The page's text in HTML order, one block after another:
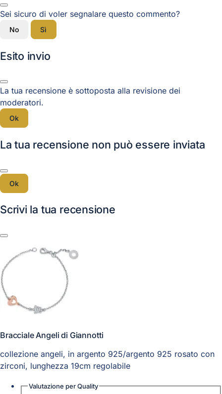
Sei sicuro di voler segnalare questo commento?
No Sì
Esito invio
La tua recensione è sottoposta alla revisione dei
moderatori.
Ok
La tua recensione non può essere inviata
Ok
Scrivi la tua recensione
Bracciale Angeli di Giannotti
collezione angeli, in argento 925/argento 925 rosato con
zirconi, lunghezza 19cm regolabile
Valutazione perQuality